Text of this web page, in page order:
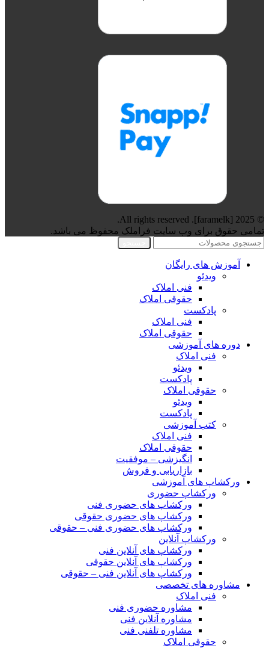
© 2025 [faramelk]. All rights reserved.
تمامی حقوق برای وب سایت فراملک محفوظ می باشد.
آموزش های رایگان
ویدئو
فنی املاک
حقوقی املاک
پادکست
فنی املاک
حقوقی املاک
دوره های آموزشی
فنی املاک
ویدئو
پادکست
حقوقی املاک
ویدئو
پادکست
کتب آموزشی
فنی املاک
حقوقی املاک
انگیزشی – موفقیت
بازاریابی و فروش
ورکشاپ های آموزشی
ورکشاپ حضوری
ورکشاپ های حضوری فنی
ورکشاپ های حضوری حقوقی
ورکشاپ های حضوری فنی – حقوقی
ورکشاپ آنلاین
ورکشاپ های آنلاین فنی
ورکشاپ های آنلاین حقوقی
ورکشاپ های آنلاین فنی – حقوقی
مشاوره های تخصصی
فنی املاک
مشاوره حضوری فنی
مشاوره آنلاین فنی
مشاوره تلفنی فنی
حقوقی املاک